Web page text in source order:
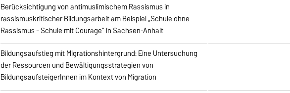
Berücksichtigung von antimuslimischem Rassismus in
rassismuskritischer Bildungsarbeit am Beispiel „Schule ohne
Rassismus - Schule mit Courage“ in Sachsen-Anhalt
Bildungsaufstieg mit Migrationshintergrund: Eine Untersuchung
der Ressourcen und Bewältigungsstrategien von
BildungsaufsteigerInnen im Kontext von Migration